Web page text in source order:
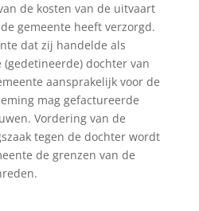
de kosten van de uitvaart
gemeente heeft verzorgd.
dat zij handelde als
dochter van
aansprakelijk voor de
mag gefactureerde
Vordering van de
tegen de dochter wordt
de grenzen van de